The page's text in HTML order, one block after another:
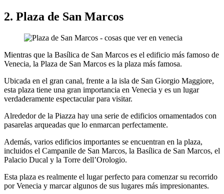
2. Plaza de San Marcos
Mientras que la Basílica de San Marcos es el edificio más famoso de
Venecia, la Plaza de San Marcos es la plaza más famosa.
Ubicada en el gran canal, frente a la isla de San Giorgio Maggiore,
esta plaza tiene una gran importancia en Venecia y es un lugar
verdaderamente espectacular para visitar.
Alrededor de la Piazza hay una serie de edificios ornamentados con
pasarelas arqueadas que lo enmarcan perfectamente.
Además, varios edificios importantes se encuentran en la plaza,
incluidos el Campanile de San Marcos, la Basílica de San Marcos, el
Palacio Ducal y la Torre dell’Orologio.
Esta plaza es realmente el lugar perfecto para comenzar su recorrido
por Venecia y marcar algunos de sus lugares más impresionantes.